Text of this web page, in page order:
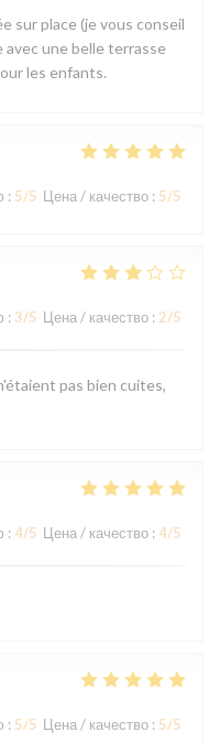
sur place (je vous conseil
une belle terrasse
les enfants.
: 5/5 Цена / качество : 5/5
: 3/5 Цена / качество : 2/5
pas bien cuites,
: 4/5 Цена / качество : 4/5
: 5/5 Цена / качество : 5/5